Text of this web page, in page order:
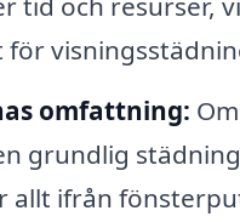
för
omfattning:
grundlig
allt ifrån